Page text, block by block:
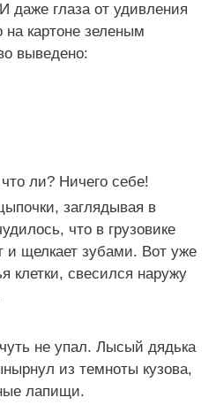
даже глаза от удивления
картоне зеленым
выведено:
ли? Ничего себе!
заглядывая в
что в грузовике
и щелкает зубами. Вот уже
клетки, свесился наружу
не упал. Лысый дядька
из темноты кузова,
лапищи.